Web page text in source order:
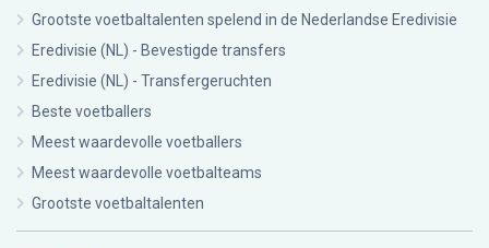
Grootste voetbaltalenten spelend in de Nederlandse Eredivisie
Eredivisie (NL) - Bevestigde transfers
Eredivisie (NL) - Transfergeruchten
Beste voetballers
Meest waardevolle voetballers
Meest waardevolle voetbalteams
Grootste voetbaltalenten